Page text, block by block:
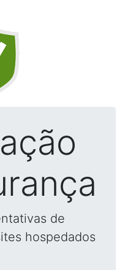
de
hospedados